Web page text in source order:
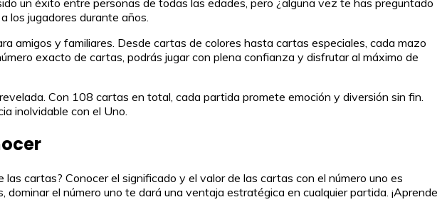
los jugadores durante años.
amigos y familiares. Desde cartas de colores hasta cartas especiales, cada mazo
exacto de cartas, podrás jugar con plena confianza y disfrutar al máximo de
Con 108 cartas en total, cada partida promete emoción y diversión sin fin.
inolvidable con el Uno.
cartas? Conocer el significado y el valor de las cartas con el número uno es
el número uno te dará una ventaja estratégica en cualquier partida. ¡Aprende